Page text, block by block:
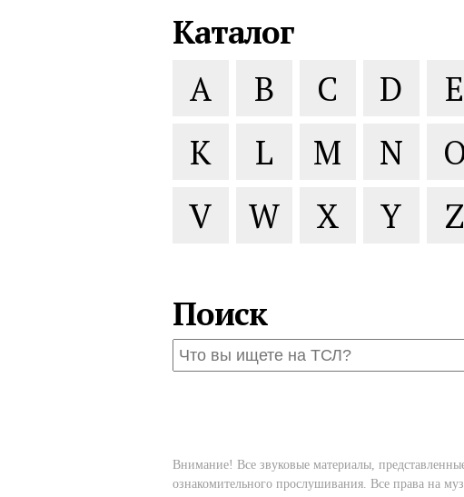
Каталог
A B C D E
K
L M N
V
W X Y Z
Поиск
Внимание! Все звуковые материалы,
ознакомительного прослушивания. Все права на